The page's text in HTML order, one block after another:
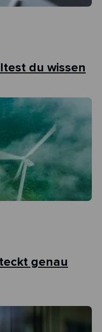
du wissen
genau